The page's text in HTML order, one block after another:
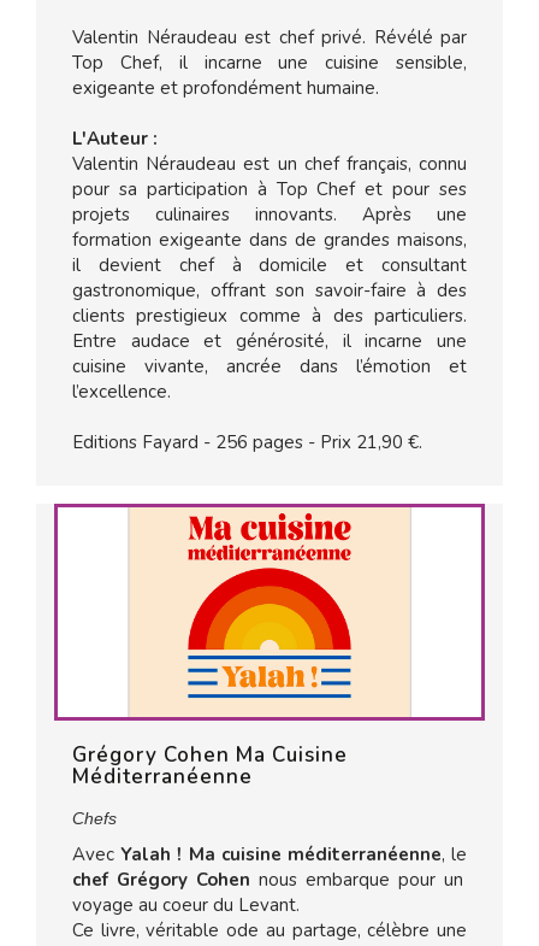
Valentin Néraudeau est chef privé. Révélé par
Top Chef, il incarne une cuisine sensible,
exigeante et profondément humaine.
L'Auteur :
Valentin Néraudeau est un chef français, connu
pour sa participation à Top Chef et pour ses
projets culinaires innovants. Après une
formation exigeante dans de grandes maisons,
il devient chef à domicile et consultant
gastronomique, offrant son savoir-faire à des
clients prestigieux comme à des particuliers.
Entre audace et générosité, il incarne une
cuisine vivante, ancrée dans l’émotion et
l’excellence.
Editions Fayard - 256 pages - Prix 21,90 €.
Grégory Cohen Ma Cuisine
Méditerranéenne
Chefs
AvecYalah ! Ma cuisine méditerranéenne, le
chef Grégory Cohen nous embarque pour un
voyage au coeur du Levant.
Ce livre, véritable ode au partage, célèbre une